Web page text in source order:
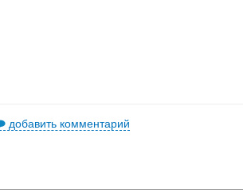
добавить комментарий